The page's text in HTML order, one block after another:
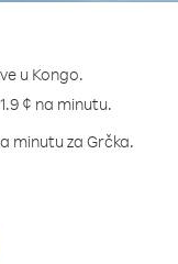
u Kongo.
¢ na minutu.
minutu za Grčka.